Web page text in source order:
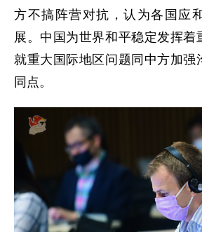
方不搞阵营对抗，认为各国应
展。中国为世界和平稳定发挥着
就重大国际地区问题同中方加强
同点。